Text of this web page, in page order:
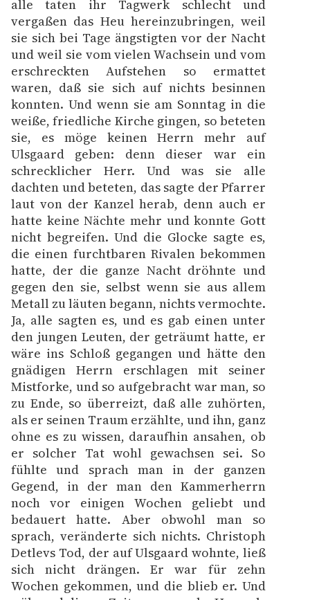
alle taten ihr Tagwerk schlecht und
vergaßen das Heu hereinzubringen, weil
sie sich bei Tage ängstigten vor der Nacht
und weil sie vom vielen Wachsein und vom
erschreckten Aufstehen so ermattet
waren, daß sie sich auf nichts besinnen
konnten. Und wenn sie am Sonntag in die
weiße, friedliche Kirche gingen, so beteten
sie, es möge keinen Herrn mehr auf
Ulsgaard geben: denn dieser war ein
schrecklicher Herr. Und was sie alle
dachten und beteten, das sagte der Pfarrer
laut von der Kanzel herab, denn auch er
hatte keine Nächte mehr und konnte Gott
nicht begreifen. Und die Glocke sagte es,
die einen furchtbaren Rivalen bekommen
hatte, der die ganze Nacht dröhnte und
gegen den sie, selbst wenn sie aus allem
Metall zu läuten begann, nichts vermochte.
Ja, alle sagten es, und es gab einen unter
den jungen Leuten, der geträumt hatte, er
wäre ins Schloß gegangen und hätte den
gnädigen Herrn erschlagen mit seiner
Mistforke, und so aufgebracht war man, so
zu Ende, so überreizt, daß alle zuhörten,
als er seinen Traum erzählte, und ihn, ganz
ohne es zu wissen, daraufhin ansahen, ob
er solcher Tat wohl gewachsen sei. So
fühlte und sprach man in der ganzen
Gegend, in der man den Kammerherrn
noch vor einigen Wochen geliebt und
bedauert hatte. Aber obwohl man so
sprach, veränderte sich nichts. Christoph
Detlevs Tod, der auf Ulsgaard wohnte, ließ
sich nicht drängen. Er war für zehn
Wochen gekommen, und die blieb er. Und